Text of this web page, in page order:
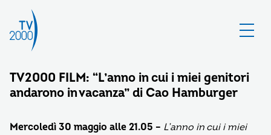
TV2000 FILM: “L’anno in cui i miei genitori
andarono in vacanza” di Cao Hamburger
Mercoledì 30 maggio alle 21.05 – L’anno in cui i miei